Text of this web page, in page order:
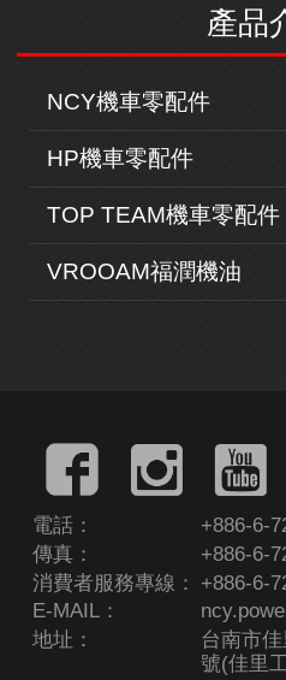
產品
NCY機車零配件
HP機車零配件
TOP TEAM機車零配件
VROOAM福潤機油
電話：
+886-6-
傳真：
+886-6-
消費者服務專線：
+886-6-
E-MAIL：
地址：
台南市
號(佳里